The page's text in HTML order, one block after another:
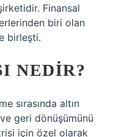
Finansal
biri olan
birleşti.
NEDIR?
sırasında altın
geri dönüşümünü
için özel olarak